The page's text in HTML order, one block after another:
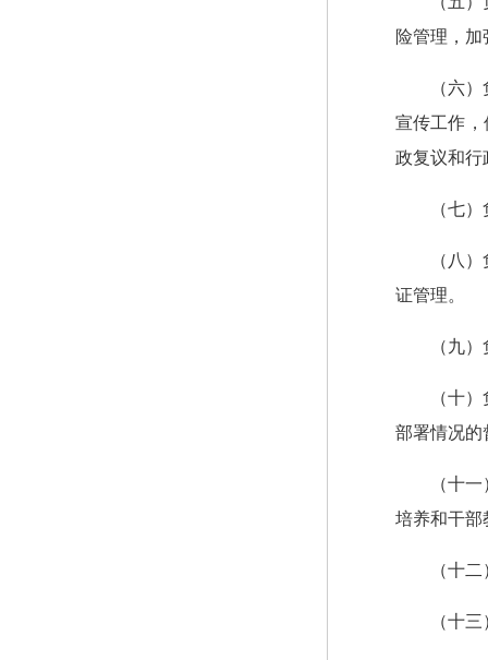
险管理，
（六
宣传工作
政复议和行
（七
（八
证管理。
（九
（十
部署情况的
（十
培养和干部
（十
（十